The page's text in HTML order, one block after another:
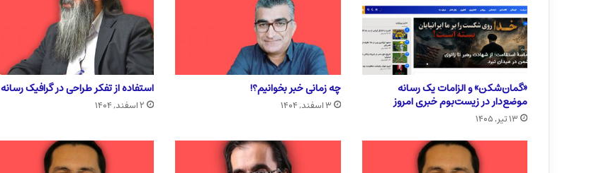
«گمان‌شکن» و الزامات یک رسانه
موضع‌دار در زیست‌بوم خبری امروز
۱۳ تیر, ۱۴۰۵
چه زمانی خبر بخوانیم؟!
۳ اسفند, ۱۴۰۴
استفاده از تفکر طراحی در گرافیک رسانه
۲ اسفند, ۱۴۰۴